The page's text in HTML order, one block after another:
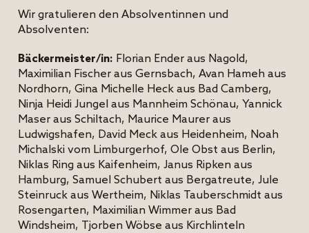
Wir gratulieren den Absolventinnen und
Absolventen:
Bäckermeister/in: Florian Ender aus Nagold,
Maximilian Fischer aus Gernsbach, Avan Hameh aus
Nordhorn, Gina Michelle Heck aus Bad Camberg,
Ninja Heidi Jungel aus Mannheim Schönau, Yannick
Maser aus Schiltach, Maurice Maurer aus
Ludwigshafen, David Meck aus Heidenheim, Noah
Michalski vom Limburgerhof, Ole Obst aus Berlin,
Niklas Ring aus Kaifenheim, Janus Ripken aus
Hamburg, Samuel Schubert aus Bergatreute, Jule
Steinruck aus Wertheim, Niklas Tauberschmidt aus
Rosengarten, Maximilian Wimmer aus Bad
Windsheim, Tjorben Wöbse aus Kirchlinteln